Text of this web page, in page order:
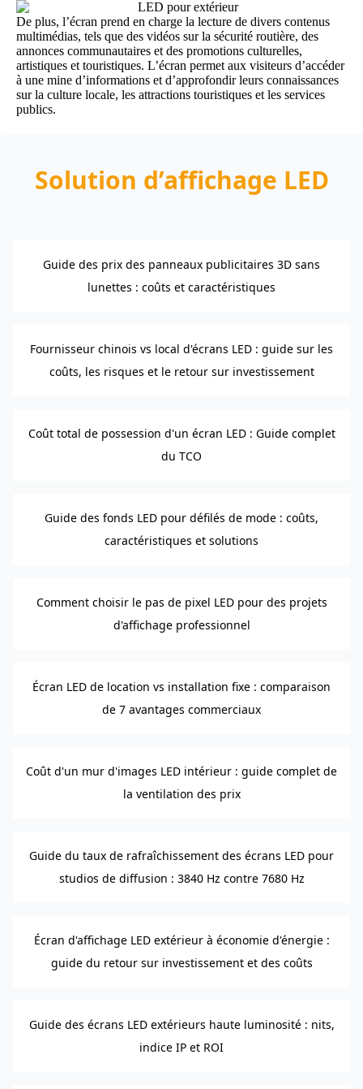
De plus, l’écran prend en charge la lecture de divers contenus
multimédias, tels que des vidéos sur la sécurité routière, des
annonces communautaires et des promotions culturelles,
artistiques et touristiques. L’écran permet aux visiteurs d’accéder
à une mine d’informations et d’approfondir leurs connaissances
sur la culture locale, les attractions touristiques et les services
publics.
Solution d’affichage LED
Guide des prix des panneaux publicitaires 3D sans
lunettes : coûts et caractéristiques
Fournisseur chinois vs local d'écrans LED : guide sur les
coûts, les risques et le retour sur investissement
Coût total de possession d'un écran LED : Guide complet
du TCO
Guide des fonds LED pour défilés de mode : coûts,
caractéristiques et solutions
Comment choisir le pas de pixel LED pour des projets
d'affichage professionnel
Écran LED de location vs installation fixe : comparaison
de 7 avantages commerciaux
Coût d'un mur d'images LED intérieur : guide complet de
la ventilation des prix
Guide du taux de rafraîchissement des écrans LED pour
studios de diffusion : 3840 Hz contre 7680 Hz
Écran d'affichage LED extérieur à économie d'énergie :
guide du retour sur investissement et des coûts
Guide des écrans LED extérieurs haute luminosité : nits,
indice IP et ROI